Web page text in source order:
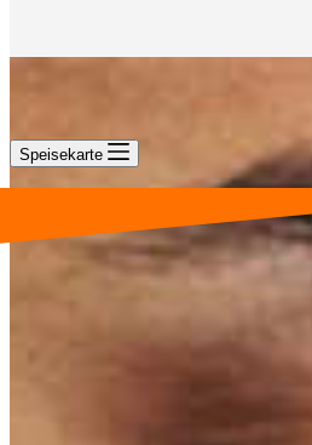
Speisekarte